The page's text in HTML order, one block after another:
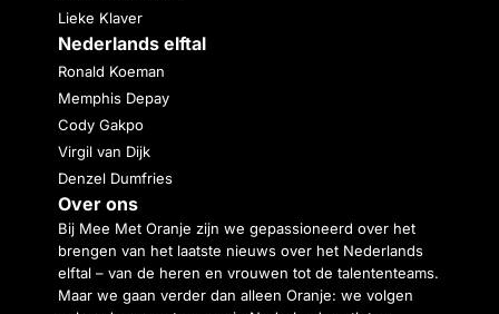
Lieke Klaver
Nederlands elftal
Ronald Koeman
Memphis Depay
Cody Gakpo
Virgil van Dijk
Denzel Dumfries
Over ons
Bij Mee Met Oranje zijn we gepassioneerd over het
brengen van het laatste nieuws over het Nederlands
elftal – van de heren en vrouwen tot de talententeams.
Maar we gaan verder dan alleen Oranje: we volgen